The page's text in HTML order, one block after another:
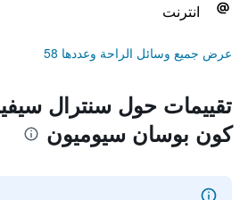
انترنت
عرض جميع وسائل الراحة وعددها 58
تقييمات حول سنترال
كون بوسان سيوميون